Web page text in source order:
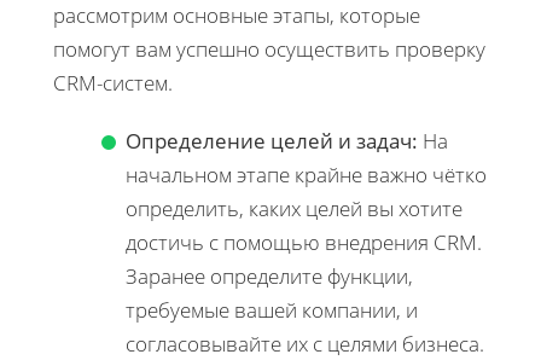
рассмотрим основные этапы, которые
помогут вам успешно осуществить проверку
CRM-систем.
Определение целей и задач: На
начальном этапе крайне важно чётко
определить, каких целей вы хотите
достичь с помощью внедрения CRM.
Заранее определите функции,
требуемые вашей компании, и
согласовывайте их с целями бизнеса.